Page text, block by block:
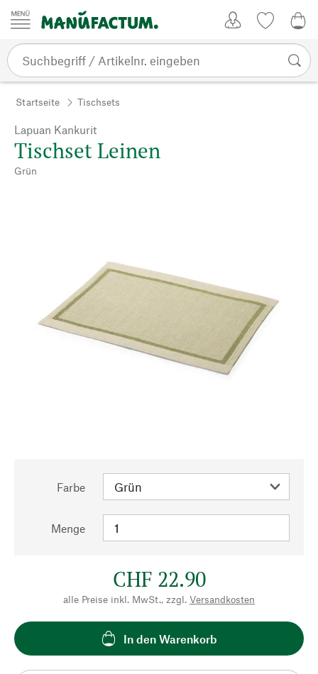
Zum Inhalt springen
Startseite Tischsets
Lapuan Kankurit
Tischset Leinen
Grün
Farbe
Menge
CHF 22.90
alle Preise inkl. MwSt., zzgl. Versandkosten
In den Warenkorb